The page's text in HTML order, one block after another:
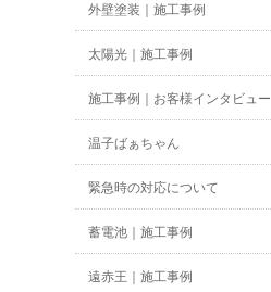
外壁塗装｜施工事例
太陽光｜施工事例
施工事例｜お客様インタビュー
温子ばぁちゃん
緊急時の対応について
蓄電池｜施工事例
遠赤王｜施工事例